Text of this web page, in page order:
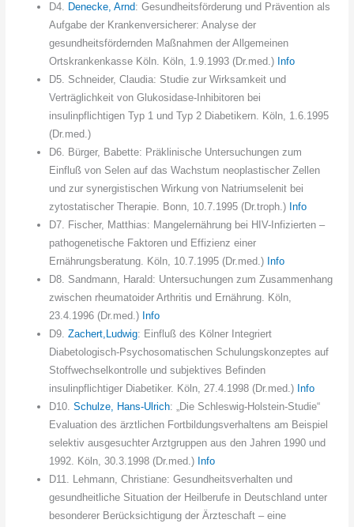
D4. Denecke, Arnd: Gesundheitsförderung und Prävention als
Aufgabe der Krankenversicherer: Analyse der
gesundheitsfördernden Maßnahmen der Allgemeinen
Ortskrankenkasse Köln. Köln, 1.9.1993 (Dr.med.) Info
D5. Schneider, Claudia: Studie zur Wirksamkeit und
Verträglichkeit von Glukosidase-Inhibitoren bei
insulinpflichtigen Typ 1 und Typ 2 Diabetikern. Köln, 1.6.1995
(Dr.med.)
D6. Bürger, Babette: Präklinische Untersuchungen zum
Einfluß von Selen auf das Wachstum neoplastischer Zellen
und zur synergistischen Wirkung von Natriumselenit bei
zytostatischer Therapie. Bonn, 10.7.1995 (Dr.troph.) Info
D7. Fischer, Matthias: Mangelernährung bei HIV-Infizierten –
pathogenetische Faktoren und Effizienz einer
Ernährungsberatung. Köln, 10.7.1995 (Dr.med.) Info
D8. Sandmann, Harald: Untersuchungen zum Zusammenhang
zwischen rheumatoider Arthritis und Ernährung. Köln,
23.4.1996 (Dr.med.) Info
D9.Zachert,Ludwig: Einfluß des Kölner Integriert
Diabetologisch-Psychosomatischen Schulungskonzeptes auf
Stoffwechselkontrolle und subjektives Befinden
insulinpflichtiger Diabetiker. Köln, 27.4.1998 (Dr.med.) Info
D10.Schulze, Hans-Ulrich: „Die Schleswig-Holstein-Studie“
Evaluation des ärztlichen Fortbildungsverhaltens am Beispiel
selektiv ausgesuchter Arztgruppen aus den Jahren 1990 und
1992. Köln, 30.3.1998 (Dr.med.) Info
D11. Lehmann, Christiane: Gesundheitsverhalten und
gesundheitliche Situation der Heilberufe in Deutschland unter
besonderer Berücksichtigung der Ärzteschaft – eine